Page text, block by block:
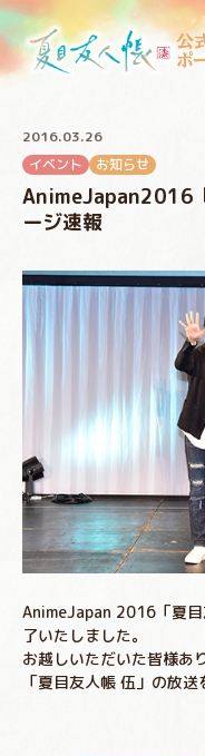
公
ポ
2016.03.26
イベント
お知らせ
AnimeJapan2016
ージ速報
AnimeJapan 2016「夏
了いたしました。
お越しいただいた皆様あ
「夏目友人帳 伍」の放